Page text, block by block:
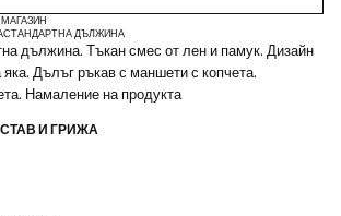
СТАНДАРТНА ДЪЛЖИНА
дължина. Тъкан смес от лен и памук. Дизайн
Дълъг ръкав с маншети с копчета.
Намаление на продукта
И ГРИЖА